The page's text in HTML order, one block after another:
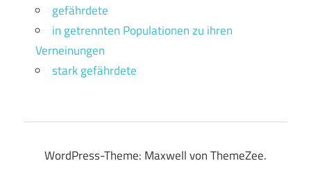
gefährdete
in getrennten Populationen zu ihren
Verneinungen
stark gefährdete
WordPress-Theme: Maxwell von ThemeZee.